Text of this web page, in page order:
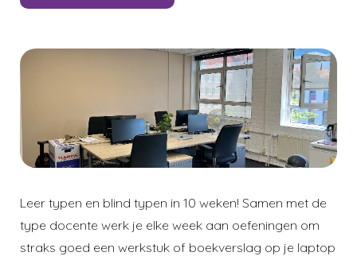
Leer typen en blind typen in 10 weken! Samen met de
type docente werk je elke week aan oefeningen om
straks goed een werkstuk of boekverslag op je laptop